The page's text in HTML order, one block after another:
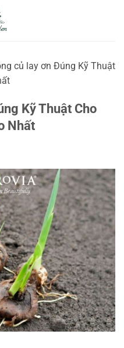
củ lay ơn Đúng Kỹ Thuật
Kỹ Thuật Cho
Nhất